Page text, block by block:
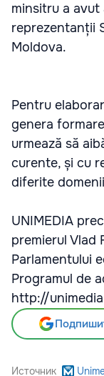
minsitru a avut
reprezentanții
Moldova.
Pentru
genera
urmează să
curente, și cu
diferite
UNIMEDIA
premierul Vlad
Parlamentului
Programul de
http://
Источник